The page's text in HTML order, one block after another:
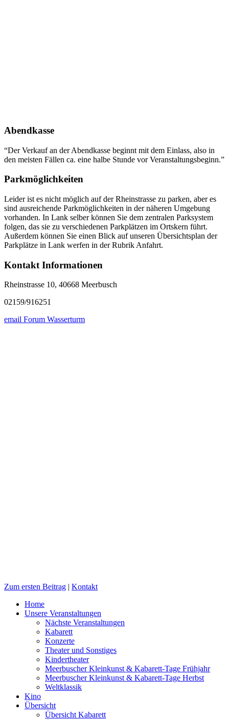
Abendkasse
“Der Verkauf an der Abendkasse beginnt mit dem Einlass, also in
den meisten Fällen ca. eine halbe Stunde vor Veranstaltungsbeginn.”
Parkmöglichkeiten
Leider ist es nicht möglich auf der Rheinstrasse zu parken, aber es
sind ausreichende Parkmöglichkeiten in der näheren Umgebung
vorhanden. In Lank selber können Sie dem zentralen Parksystem
folgen, das sie zu verschiedenen Parkplätzen im Ortskern führt.
Außerdem können Sie einen Blick auf unseren Übersichtsplan der
Parkplätze in Lank werfen in der Rubrik Anfahrt.
Kontakt Informationen
Rheinstrasse 10, 40668 Meerbusch
02159/916251
email Forum Wasserturm
Zum ersten Beitrag | Kontakt
Home
Unsere Veranstaltungen
Nächste Veranstaltungen
Kabarett
Konzerte
Theater und Sonstiges
Kindertheater
Meerbuscher Kleinkunst & Kabarett-Tage Frühjahr
Meerbuscher Kleinkunst & Kabarett-Tage Herbst
Weltklassik
Kino
Übersicht
Übersicht Kabarett